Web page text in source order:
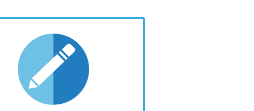
UTILIZZA E MODIFICA
contenuti nel tuo browser in
qualsiasi momento